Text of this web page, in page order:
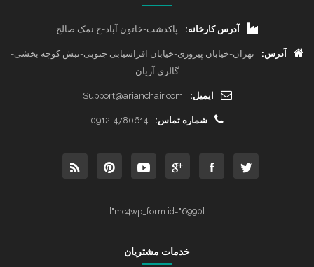
آدرس کارخانه: پاکدشت-خاتون آباد-خ نمک صالح
آدرس:
تهران-خیابان پیروزی-خیابان افراسیابی جنوبی-نبش کوچه بخشی-
گالری آریان
ایمیل: Support@arianchair.com
شماره تماس: 0912-4780614
[mc4wp_form id="6990"]
خدمات مشتریان